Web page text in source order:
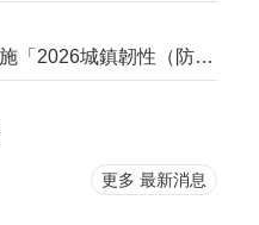
本市115年7月交通事故死亡累計4人，機車1人，行人3人，請注意路況小心駕駛
8月13日14：30至15：00實施「2026城鎮韌性（防空）演習—行動網路降速演練」
更多 最新消息